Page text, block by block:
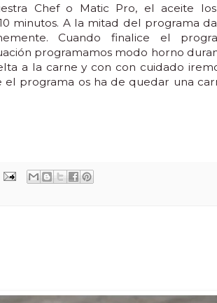
Chef o Matic Pro, el aceite
minutos. A la mitad del programa
Cuando finalice el
programamos modo horno
a la carne y con con cuidado
programa os ha de quedar una